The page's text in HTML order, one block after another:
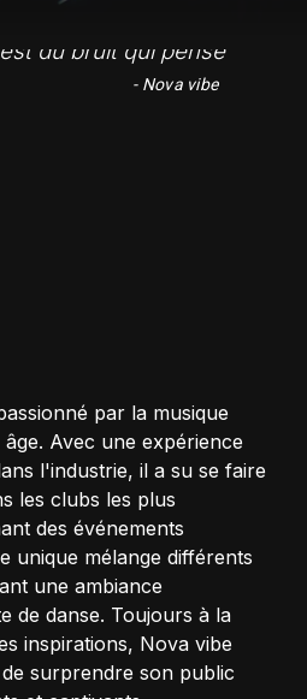
du bruit qui pense"
- Nova vibe
par la musique
Avec une expérience
l'industrie, il a su se faire
les clubs les plus
des événements
unique mélange différents
une ambiance
de danse. Toujours à la
inspirations, Nova vibe
surprendre son public